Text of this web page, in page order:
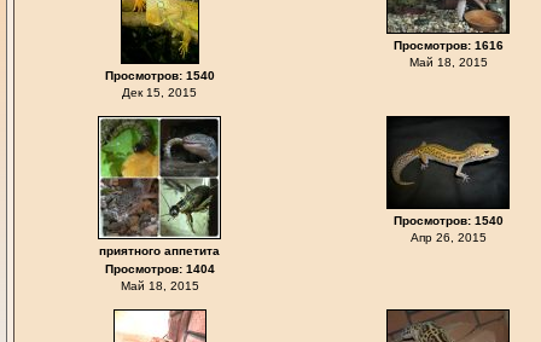
Просмотров: 1540
Дек 15, 2015
Просмотров: 1616
Май 18, 2015
приятного аппетита
Просмотров: 1404
Май 18, 2015
Просмотров: 1540
Апр 26, 2015